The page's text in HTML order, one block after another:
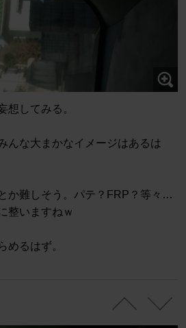
想してみる。
んな大まかなイメージはあるは
か難しそう。パテ？FRP？等々…
整いますねｗ
めるはず。